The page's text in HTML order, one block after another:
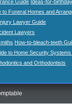
Guide Ideas-for-
Funeral Homes and
Lawyer Guide
Lawyers
How-to-bleach-teeth
to Home Security Systems
and Orthodontists